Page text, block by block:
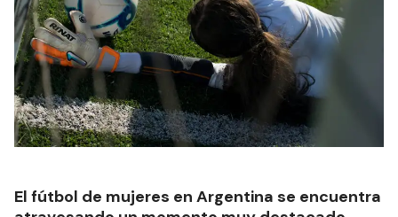
El fútbol de mujeres en Argentina se encuentra